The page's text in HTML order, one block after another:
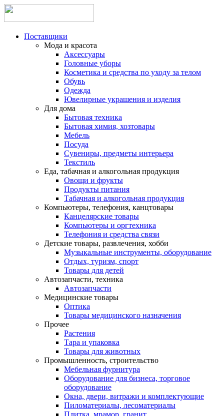
Поставщики
Мода и красота
Аксессуары
Головные уборы
Косметика и средства по уходу за телом
Обувь
Одежда
Ювелирные украшения и изделия
Для дома
Бытовая техника
Бытовая химия, хозтовары
Мебель
Посуда
Сувениры, предметы интерьера
Текстиль
Еда, табачная и алкогольная продукция
Овощи и фрукты
Продукты питания
Табачная и алкогольная продукция
Компьютеры, телефония, канцтовары
Канцелярские товары
Компьютеры и оргтехника
Телефония и средства связи
Детские товары, развлечения, хобби
Музыкальные инструменты, оборудование
Отдых, туризм, спорт
Товары для детей
Автозапчасти, техника
Автозапчасти
Медицинские товары
Оптика
Товары медицинского назначения
Прочее
Растения
Тара и упаковка
Товары для животных
Промышленность, строительство
Мебельная фурнитура
Оборудование для бизнеса, торговое
оборудование
Окна, двери, витражи и комплектующие
Пиломатериалы, лесоматериалы
Плитка, мрамор, гранит